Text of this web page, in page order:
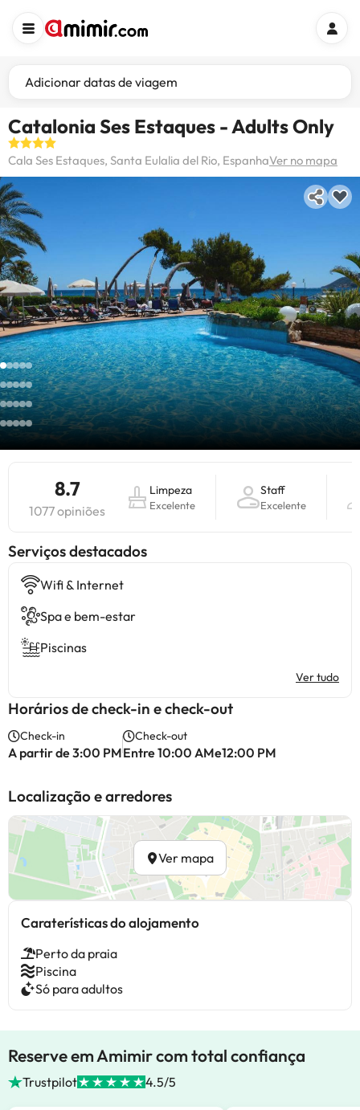
Adicionar datas de viagem
Catalonia Ses Estaques - Adults Only
Cala Ses Estaques, Santa Eulalia del Rio, EspanhaVer no mapa
8.7
1077 opiniões
Limpeza
Excelente
Staff
Excelente
Serviços destacados
Wifi & Internet
Spa e bem-estar
Piscinas
Ver tudo
Horários de check-in e check-out
Check-in
A partir de 3:00 PM
Check-out
Entre 10:00 AMe12:00 PM
Localização e arredores
Ver mapa
Caraterísticas do alojamento
Perto da praia
Piscina
Só para adultos
Reserve em Amimir com total confiança
Trustpilot 4.5/5